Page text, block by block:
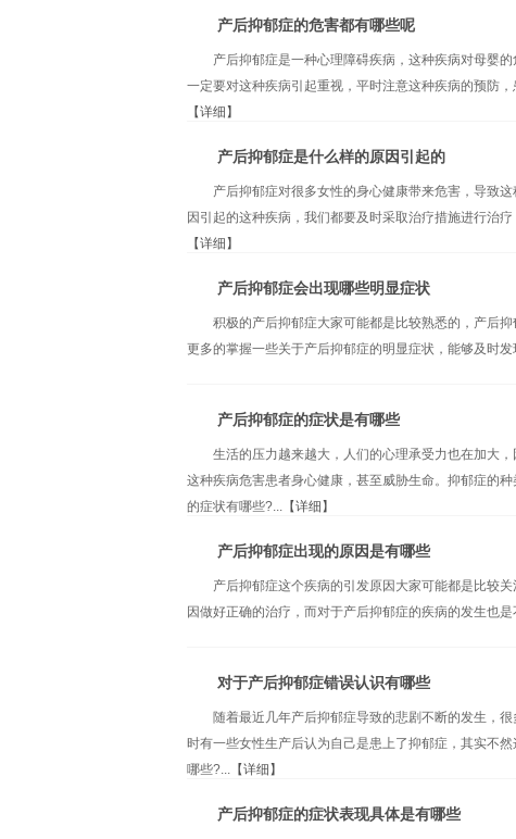
产后抑郁症的危害都有哪些呢
产后抑郁症是一种心理障碍疾病，这种疾病对母婴
一定要对这种疾病引起重视，平时注意这种疾病的预防
【详细】
产后抑郁症是什么样的原因引起的
产后抑郁症对很多女性的身心健康带来危害，导致
因引起的这种疾病，我们都要及时采取治疗措施进行治
【详细】
产后抑郁症会出现哪些明显症状
积极的产后抑郁症大家可能都是比较熟悉的，产后
更多的掌握一些关于产后抑郁症的明显症状，能够及时
产后抑郁症的症状是有哪些
生活的压力越来越大，人们的心理承受力也在加大
这种疾病危害患者身心健康，甚至威胁生命。抑郁症的
的症状有哪些?... 【详细】
产后抑郁症出现的原因是有哪些
产后抑郁症这个疾病的引发原因大家可能都是比较
因做好正确的治疗，而对于产后抑郁症的疾病的发生也
对于产后抑郁症错误认识有哪些
随着最近几年产后抑郁症导致的悲剧不断的发生，
时有一些女性生产后认为自己是患上了抑郁症，其实不
哪些?... 【详细】
产后抑郁症的症状表现具体是有哪些